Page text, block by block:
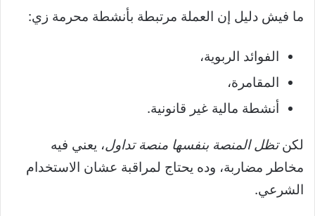
ما فيش دليل إن العملة مرتبطة بأنشطة محرمة زي:
الفوائد الربوية،
المقامرة،
أنشطة مالية غير قانونية.
لكنتظل المنصة بنفسها منصة تداول، يعني فيه
مخاطر مضاربة، وده يحتاج لمراقبة عشان الاستخدام
الشرعي.